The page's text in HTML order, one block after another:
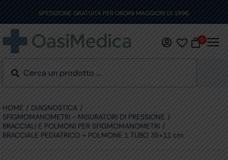
content
SPEDIZIONE GRATUITA PER ORDINI MAGGIORI DI 199€
0
HOME
DIAGNOSTICA
SFIGMOMANOMETRI - MISURATORI DI PRESSIONE
BRACCIALI E POLMONI PER SFIGMOMANOMETRI
BRACCIALE PEDIATRICO + POLMONE 1 TUBO 35×11 cm